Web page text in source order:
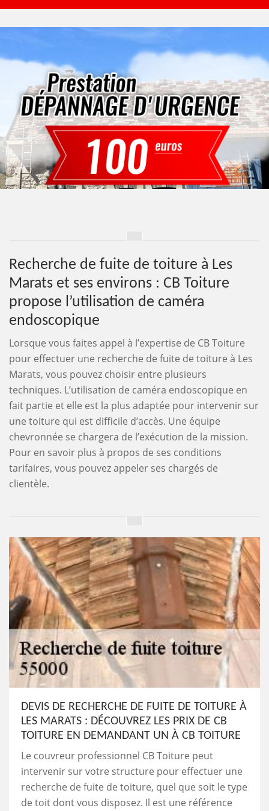
Recherche de fuite de toiture à Les
Marats et ses environs : CB Toiture
propose l’utilisation de caméra
endoscopique
Lorsque vous faites appel à l’expertise de CB Toiture
pour effectuer une recherche de fuite de toiture à Les
Marats, vous pouvez choisir entre plusieurs
techniques. L’utilisation de caméra endoscopique en
fait partie et elle est la plus adaptée pour intervenir sur
une toiture qui est difficile d’accès. Une équipe
chevronnée se chargera de l’exécution de la mission.
Pour en savoir plus à propos de ses conditions
tarifaires, vous pouvez appeler ses chargés de
clientèle.
DEVIS DE RECHERCHE DE FUITE DE TOITURE À
LES MARATS : DÉCOUVREZ LES PRIX DE CB
TOITURE EN DEMANDANT UN À CB TOITURE
Le couvreur professionnel CB Toiture peut
intervenir sur votre structure pour effectuer une
recherche de fuite de toiture, quel que soit le type
de toit dont vous disposez. Il est une référence